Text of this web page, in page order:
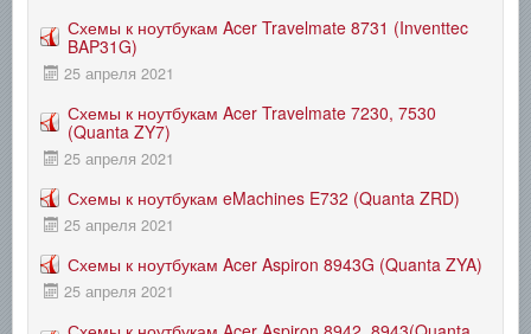
Схемы к ноутбукам Acer Travelmate 8731 (Inventtec
BAP31G)
25 апреля 2021
Схемы к ноутбукам Acer Travelmate 7230, 7530
(Quanta ZY7)
25 апреля 2021
Схемы к ноутбукам eMachines E732 (Quanta ZRD)
25 апреля 2021
Схемы к ноутбукам Acer Aspiron 8943G (Quanta ZYA)
25 апреля 2021